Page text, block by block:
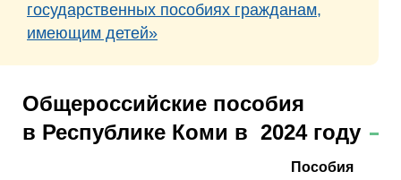
государственных пособиях гражданам,
имеющим детей»
Общероссийские пособия
в Республике Коми в 2024 году
Пособия